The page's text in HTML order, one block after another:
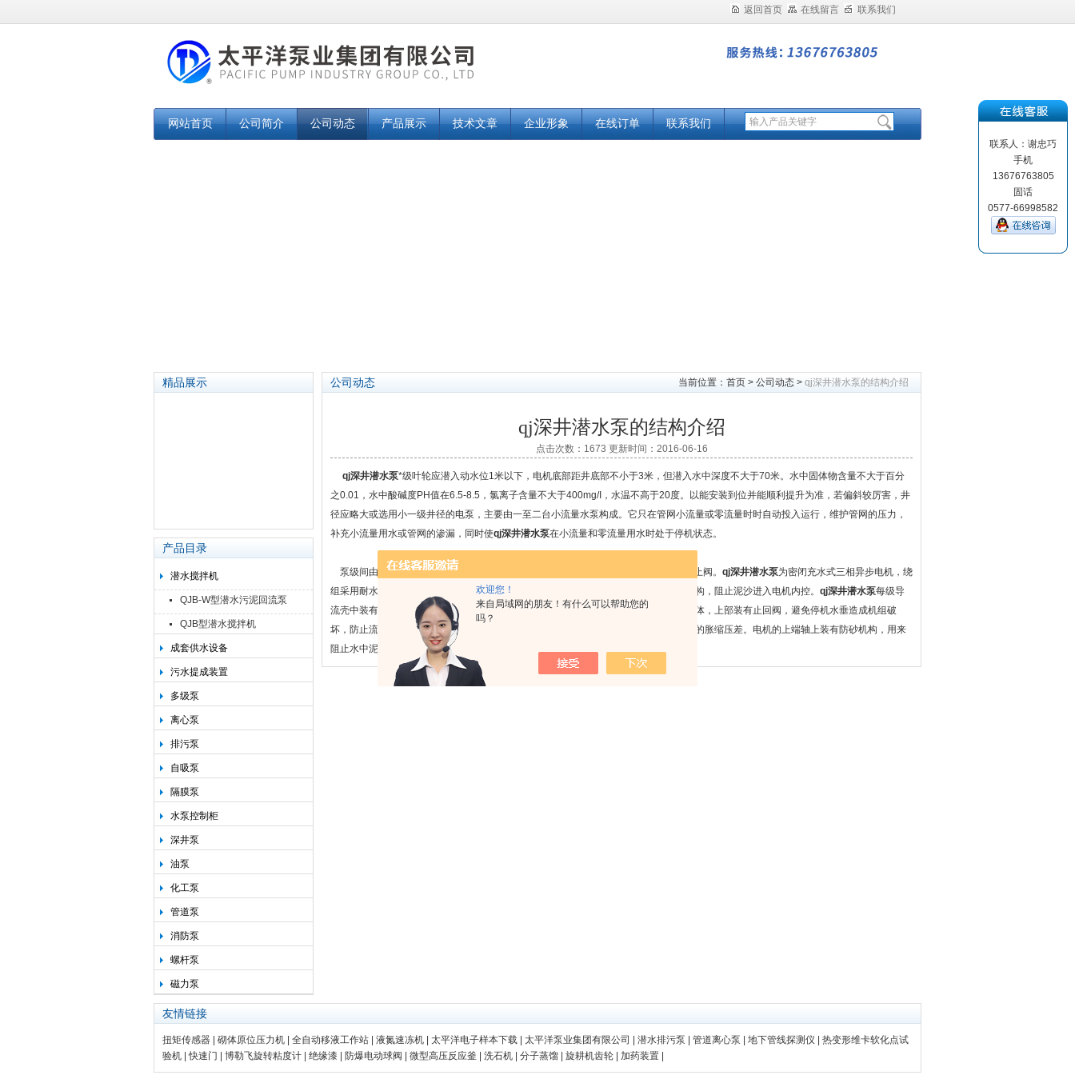
欢迎您！
来自局域网的朋友！有什么可以帮助您的
吗？
返回首页 在线留言 联系我们
网站首页 公司简介 公司动态 产品展示 技术文章 企业形象 在线订单 联系我们
精品展示
产品目录
潜水搅拌机
QJB-W型潜水污泥回流泵
QJB型潜水搅拌机
成套供水设备
污水提成装置
多级泵
离心泵
排污泵
自吸泵
隔膜泵
水泵控制柜
深井泵
油泵
化工泵
管道泵
消防泵
螺杆泵
磁力泵
公司动态 当前位置： 首页 > 公司动态 > qj深井潜水泵的结构介绍
qj深井潜水泵的结构介绍
点击次数：1673 更新时间：2016-06-16
qj深井潜水泵*级叶轮应潜入动水位1米以下，电机底部距井底部不小于3米，但潜入水中深度不大于70米。水中固体物含量不大于百分
之0.01，水中酸碱度PH值在6.5-8.5，氯离子含量不大于400mg/I，水温不高于20度。以能安装到位并能顺利提升为准，若偏斜较厉害，井
径应略大或选用小一级井径的电泵，主要由一至二台小流量水泵构成。它只在管网小流量或零流量时时自动投入运行，维护管网的压力，
补充小流量用水或管网的渗漏，同时使qj深井潜水泵在小流量和零流量用水时处于停机状态。
泵级间由扁拉筋或螺栓连接，每段之间由橡胶轴承支撑， 的顶端没有逆止阀。 qj深井潜水泵为密闭充水式三相异步电机，绕
组采用耐水连续密封结构，导轴承和推力轴承均为水润滑轴承，电机上部安装有防砂机构，阻止泥沙进入电机内控。 qj深井潜水泵每级导
流壳中装有一个橡胶轴承，叶轮用锥形套固定在泵轴上，导流壳采用螺纹或螺栓联成一体，上部装有止回阀，避免停机水垂造成机组破
坏，防止流砂进入电机。电机底部装有调压膜，用以调整由电机温升引起的机体内清水的胀缩压差。电机的上端轴上装有防砂机构，用来
阻止水中泥砂进入深井潜水泵机体内部。
友情链接
扭矩传感器 砌体原位压力机 全自动移液工作站 液氮速冻机 太平洋电子样本下载 太平洋泵业集团有限公司 潜水排污泵 管道离心泵 地下管线探测仪
热变形维卡软化点试
验机 |快速门 博勒飞旋转粘度计 绝缘漆 防爆电动球阀 微型高压反应釜 洗石机 分子蒸馏 旋耕机齿轮 加药装置
联系人：谢忠巧
手机
13676763805
固话
0577-66998582